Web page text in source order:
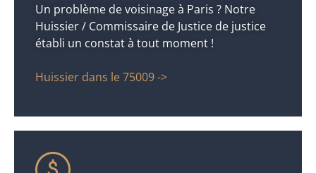
Un problème de voisinage à Paris ? Notre
Huissier / Commissaire de Justice de justice
établi un constat à tout moment !
Huissier dans le 75009 ->